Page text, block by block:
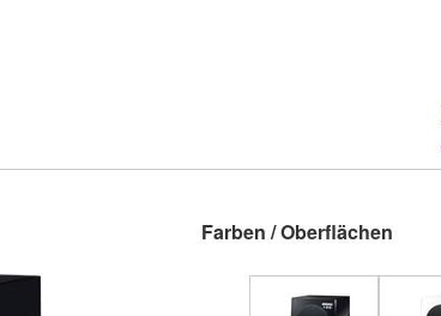
Farben / Oberflächen